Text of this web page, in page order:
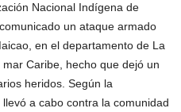
Nacional Indígena de
un ataque armado
en el departamento de La
Caribe, hecho que dejó un
heridos. Según la
a cabo contra la comunidad